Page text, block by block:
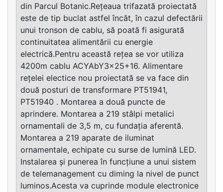
din Parcul Botanic.Rețeaua trifazată proiectată
este de tip buclat astfel încât, în cazul defectării
unui tronson de cablu, să poată fi asigurată
continuitatea alimentării cu energie
electrică.Pentru această rețea se vor utiliza
4200m cablu ACYAbY3x25+16. Alimentare
rețelei electice nou proiectată se va face din
două posturi de transformare PT51941,
PT51940 . Montarea a două puncte de
aprindere. Montarea a 219 stâlpi metalici
ornamentali de 3,5 m, cu fundația aferentă.
Montarea a 219 aparate de iluminat
ornamentale, echipate cu surse de lumină LED.
Instalarea și punerea în funcțiune a unui sistem
de telemanagement cu diming la nivel de punct
luminos.Acesta va cuprinde module electronice